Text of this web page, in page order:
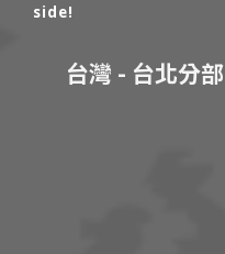
side!
台灣 - 台北分部